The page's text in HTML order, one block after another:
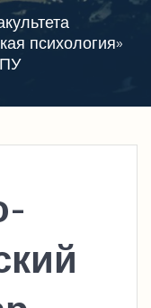
психология»